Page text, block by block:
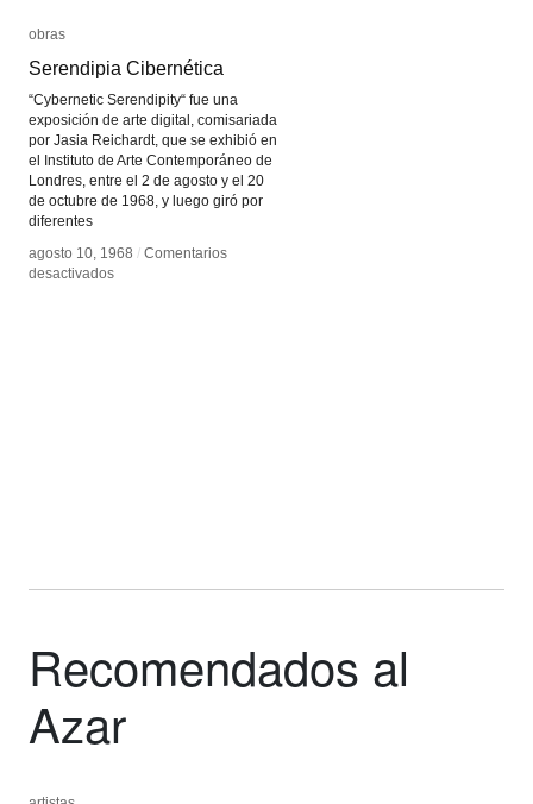
obras
Serendipia Cibernética
“Cybernetic Serendipity“ fue una
exposición de arte digital, comisariada
por Jasia Reichardt, que se exhibió en
el Instituto de Arte Contemporáneo de
Londres, entre el 2 de agosto y el 20
de octubre de 1968, y luego giró por
diferentes
agosto 10, 1968 / Comentarios
desactivadosen
obras
Serendipia Cibernética
agosto 10, 1968 / Comentarios
desactivadosen
Recomendados al
Azar